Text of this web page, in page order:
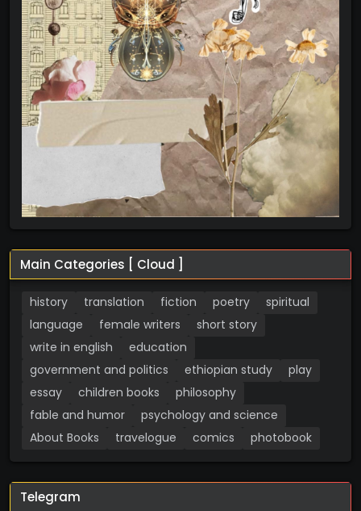
Main Categories [ Cloud ]
history translation fiction poetry
spiritual
language
female writers
short story
write in english
education
government and politics
ethiopian study
play
essay
children books
philosophy
fable and humor
psychology and science
About Books
travelogue comics photobook
Telegram